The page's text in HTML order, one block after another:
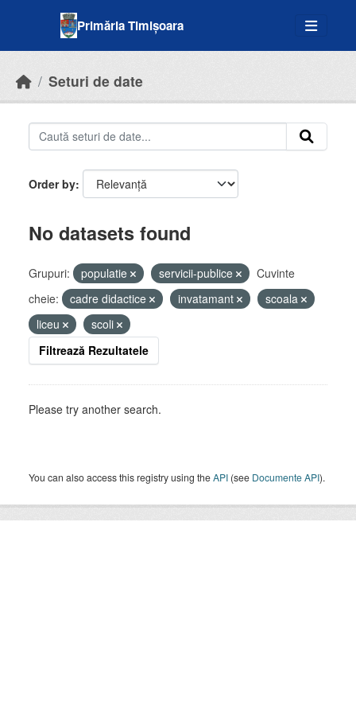
Primăria Timișoara
Seturi de date
Order by
No datasets found
Grupuri: populatie servicii-publice
Cuvinte
cheie:
cadre didactice invatamant
scoala
liceu
scoli
Filtrează Rezultatele
Please try another search.
You can also access this registry using theAPI (see Documente API).